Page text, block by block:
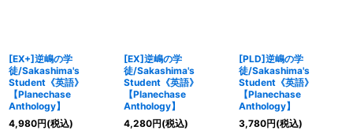
[EX+]逆嶋の学
徒/Sakashima's
Student《英語》
【Planechase
Anthology】
4,980円(税込)
[EX]逆嶋の学
徒/Sakashima's
Student《英語》
【Planechase
Anthology】
4,280円(税込)
[PLD]逆嶋の学
徒/Sakashima's
Student《英語》
【Planechase
Anthology】
3,780円(税込)